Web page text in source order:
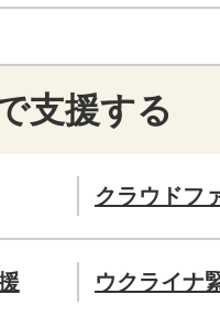
支援する
クラウドフ
ウクライナ